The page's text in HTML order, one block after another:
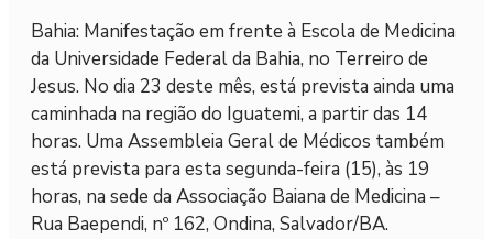
Bahia: Manifestação em frente à Escola de Medicina
da Universidade Federal da Bahia, no Terreiro de
Jesus. No dia 23 deste mês, está prevista ainda uma
caminhada na região do Iguatemi, a partir das 14
horas. Uma Assembleia Geral de Médicos também
está prevista para esta segunda-feira (15), às 19
horas, na sede da Associação Baiana de Medicina –
Rua Baependi, nº 162, Ondina, Salvador/BA.